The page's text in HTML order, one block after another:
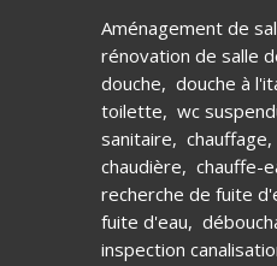
Aménagement de
rénovation de salle
douche, douche à
toilette, wc
sanitaire, chauffage,
chaudière, chauffe-
recherche de fuite
fuite d'eau,
inspection